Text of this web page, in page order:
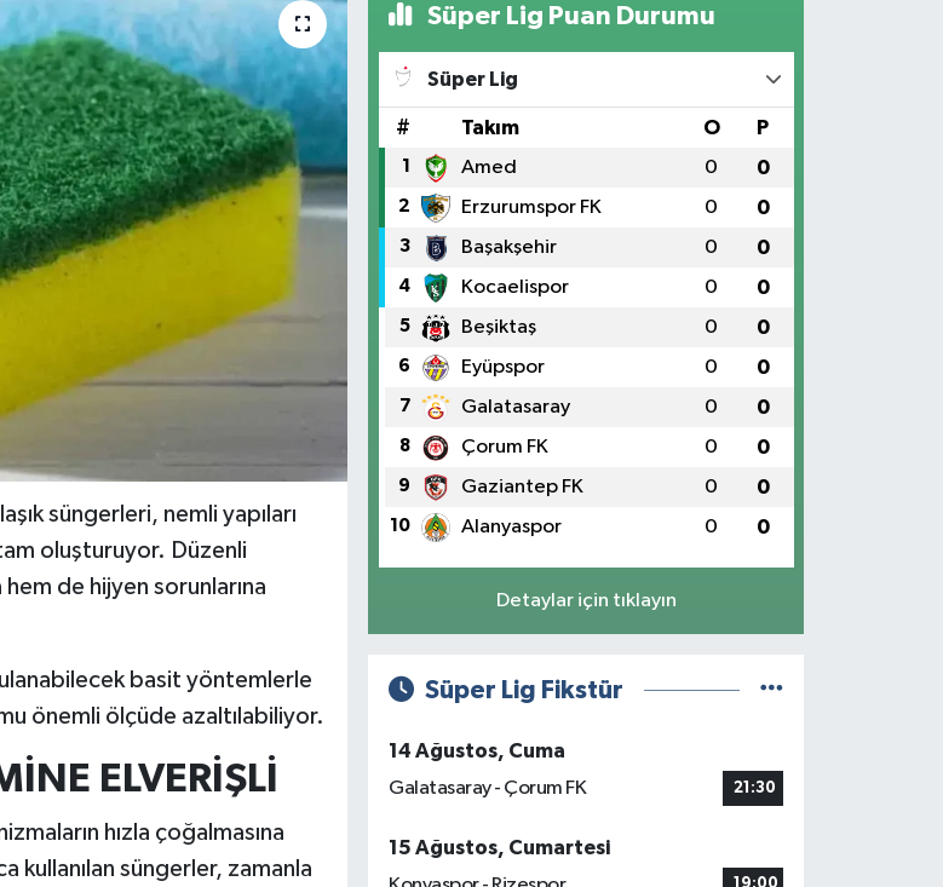
süngerleri, nemli yapıları
oluşturuyor. Düzenli
de hijyen sorunlarına
basit yöntemlerle
önemli ölçüde azaltılabiliyor.
ELVERİŞLİ
hızla çoğalmasına
süngerler, zamanla
Süper Lig Puan Durumu
Süper Lig
# Takım O P
1 Amed 0 0
2 Erzurumspor FK 0 0
3 Başakşehir 0 0
4 Kocaelispor 0 0
5 Beşiktaş 0 0
6 Eyüpspor 0 0
7 Galatasaray 0 0
8 Çorum FK 0 0
9 Gaziantep FK 0 0
10 Alanyaspor 0 0
Detaylar için tıklayın
Süper Lig Fikstür
14 Ağustos, Cuma
Galatasaray - Çorum FK
21:30
15 Ağustos, Cumartesi